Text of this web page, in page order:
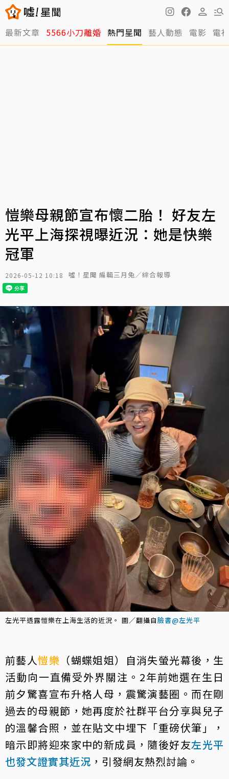
最新文章 5566小刀離婚 熱門星聞 藝人動態 電影 電
愷樂母親節宣布懷二胎！ 好友左
光平上海探視曝近況：她是快樂
冠軍
2026-05-12 10:18 噓！星聞 編輯三月兔／綜合報導
左光平透露愷樂在上海生活的近況。 圖／翻攝自臉書@左光平
前藝人愷樂 （蝴蝶姐姐）自消失螢光幕後，生
活動向一直備受外界關注。2年前她選在生日
前夕驚喜宣布升格人母，震驚演藝圈。而在剛
過去的母親節，她再度於社群平台分享與兒子
的溫馨合照，並在貼文中埋下「重磅伏筆」，
暗示即將迎來家中的新成員，隨後好友左光平
也發文證實其近況 ，引發網友熱烈討論。